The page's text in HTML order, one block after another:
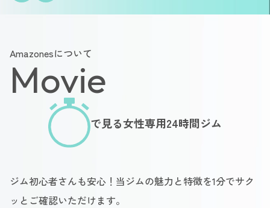
Amazonesについて
Movie
で見る女性専用24時間ジム
ジム初心者さんも安心！当ジムの魅力と特徴を1分でサク
ッとご確認いただけます。